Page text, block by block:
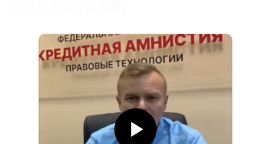
80+
ПАРТНЕРОВ В РФ
> 1 000 000 000 ₽
ВАЛОВОЙ ПРИБЫЛИ КЛИЕНТОВ